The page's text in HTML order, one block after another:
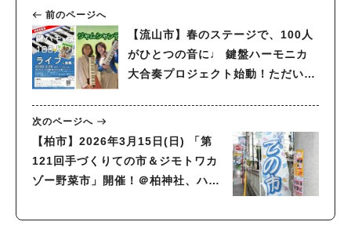
前のページへ
【流山市】春のステージで、100人
がひとつの音に♩ 鍵盤ハーモニカ
大合奏プロジェクト始動！ただいま
次のページへ
【柏市】2026年3月15日(日) 「第
121回手づくりての市＆ジモトワカ
ゾー野菜市」開催！＠柏神社、ハウ